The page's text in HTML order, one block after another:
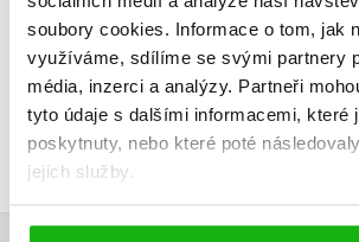
soubory cookies. Informace o tom, jak
využíváme, sdílíme se svými partnery
média, inzerci a analýzy. Partneři
tyto údaje s dalšími informacemi, které
poskytnuty, nebo které poté
jejich služby.